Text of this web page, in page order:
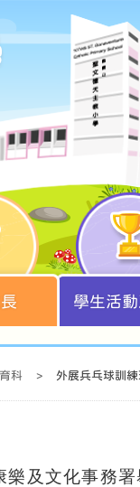
學生活
科 > 外展兵乓球訓練
樂及文化事務